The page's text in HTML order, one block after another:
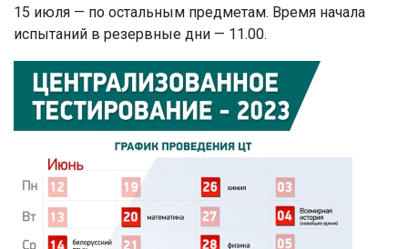
15 июля — по остальным предметам. Время начала
испытаний в резервные дни — 11.00.